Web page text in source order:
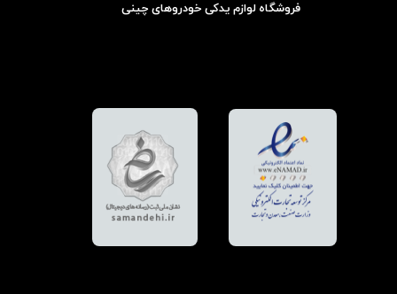
فروشگاه لوازم یدکی خودروهای چینی